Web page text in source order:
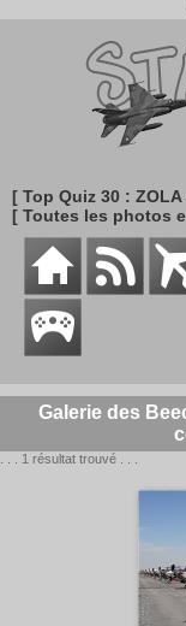
[ Top Quiz 30 : ZOLA
[ Toutes les photos
Galerie des
. . . 1 résultat trouvé . . .